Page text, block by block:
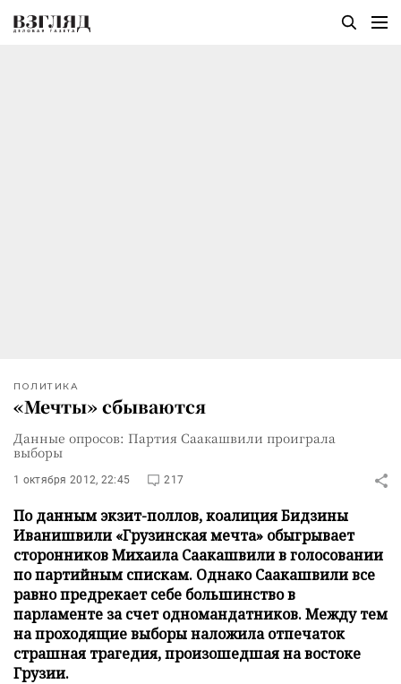
ПОЛИТИКА
«Мечты» сбываются
Данные опросов: Партия Саакашвили проиграла
выборы
1 октября 2012, 22:45 217
По данным экзит-поллов, коалиция Бидзины
Иванишвили «Грузинская мечта» обыгрывает
сторонников Михаила Саакашвили в голосовании
по партийным спискам. Однако Саакашвили все
равно предрекает себе большинство в
парламенте за счет одномандатников. Между тем
на проходящие выборы наложила отпечаток
страшная трагедия, произошедшая на востоке
Грузии.